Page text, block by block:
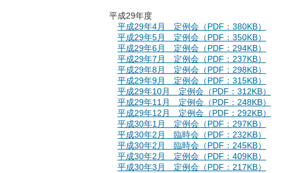
平成29年度
平成29年4月 定例会（PDF：380KB）
平成29年5月 定例会（PDF：350KB）
平成29年6月 定例会（PDF：294KB）
平成29年7月 定例会（PDF：237KB）
平成29年8月 定例会（PDF：298KB）
平成29年9月 定例会（PDF：315KB）
平成29年10月 定例会（PDF：312KB）
平成29年11月 定例会（PDF：248KB）
平成29年12月 定例会（PDF：292KB）
平成30年1月 定例会（PDF：297KB）
平成30年2月 臨時会（PDF：232KB）
平成30年2月 臨時会（PDF：245KB）
平成30年2月 定例会（PDF：409KB）
平成30年3月 定例会（PDF：217KB）